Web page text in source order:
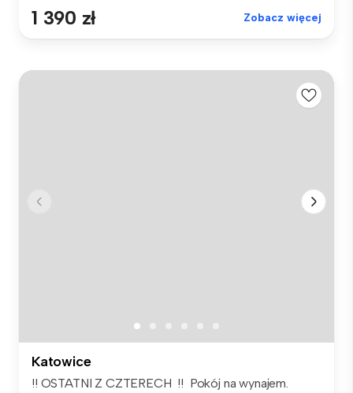
1 390 zł Zobacz więcej
Katowice
!! OSTATNI Z CZTERECH !! Pokój na wynajem.